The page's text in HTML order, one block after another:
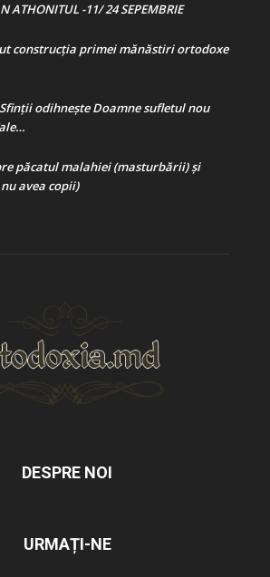
ATHONITUL -11/ 24 SEPEMBRIE
construcţia primei mănăstiri ortodoxe
odihnește Doamne sufletul nou
păcatul malahiei (masturbării) şi
avea copii)
DESPRE NOI
URMAȚI-NE